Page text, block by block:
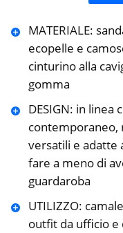
MATERIALE:
ecopelle e
cinturino alla
gomma
DESIGN: in linea
contemporaneo,
versatili e adatte
fare a meno di
guardaroba
UTILIZZO:
outfit da ufficio e